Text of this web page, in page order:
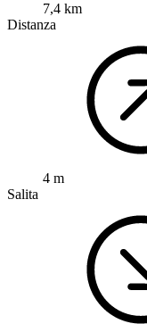
7,4 km
Distanza
4 m
Salita